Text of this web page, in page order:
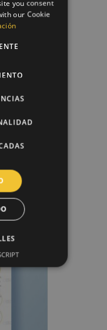
De...
you consent
our Cookie